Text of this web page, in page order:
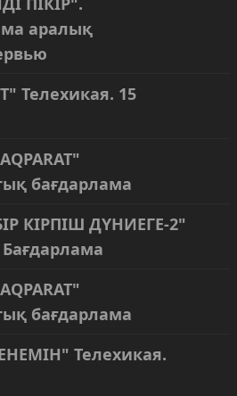
аралық
Телехикая. 15
бағдарлама
КІРПІШ ДҮНИЕГЕ-2"
Бағдарлама
бағдарлама
Телехикая.